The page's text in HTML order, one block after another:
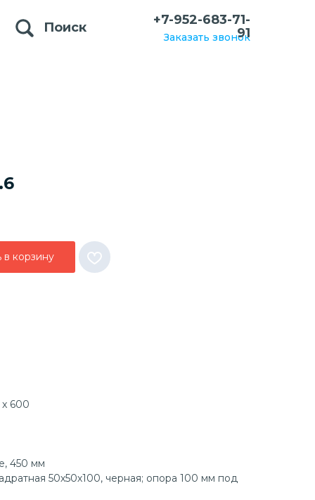
Заказать звонок
+7-952-683-71-
91
Поиск
в корзину
x 600
450 мм
50х50х100, черная; опора 100 мм под